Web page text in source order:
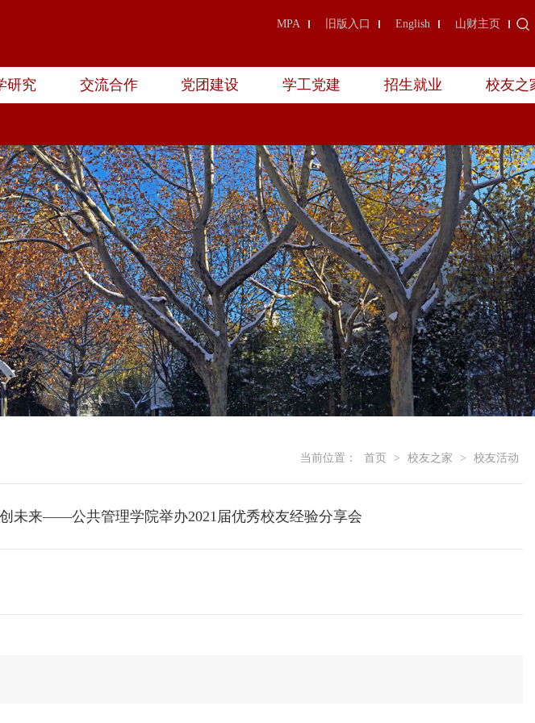
山财主页
English
旧版入口
MPA
研究 交流合作 党团建设 学工党建 招生就业 校友之
当前位置： 首页 > 校友之家 > 校友活动
未来——公共管理学院举办2021届优秀校友经验分享会